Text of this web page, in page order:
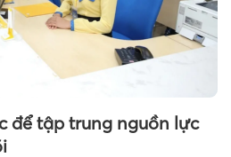
để tập trung nguồn lực